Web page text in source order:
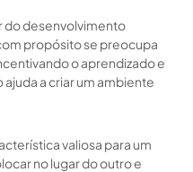
do desenvolvimento
propósito se preocupa
o aprendizado e
a criar um ambiente
valiosa para um
no lugar do outro e